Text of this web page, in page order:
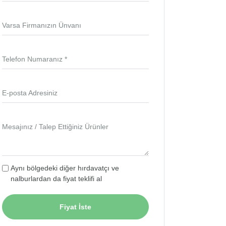
Varsa Firmanızın Ünvanı
Telefon Numaranız *
E-posta Adresiniz
Mesajınız / Talep Ettiğiniz Ürünler
Aynı bölgedeki diğer hırdavatçı ve
nalburlardan da fiyat teklifi al
Fiyat İste